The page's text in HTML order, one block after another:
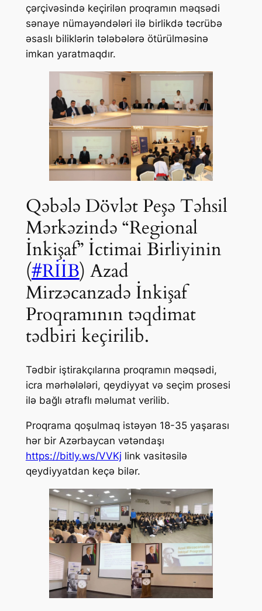
çərçivəsində keçirilən proqramın məqsədi
sənaye nümayəndələri ilə birlikdə təcrübə
əsaslı biliklərin tələbələrə ötürülməsinə
imkan yaratmaqdır.
Qəbələ Dövlət Peşə Təhsil
Mərkəzində “Regional
İnkişaf” İctimai Birliyinin
(#RİİB) Azad
Mirzəcanzadə İnkişaf
Proqramının təqdimat
tədbiri keçirilib.
Tədbir iştirakçılarına proqramın məqsədi,
icra mərhələləri, qeydiyyat və seçim prosesi
ilə bağlı ətraflı məlumat verilib.
Proqrama qoşulmaq istəyən 18-35 yaşarası
hər bir Azərbaycan vətəndaşı
https://bitly.ws/VVKj link vasitəsilə
qeydiyyatdan keçə bilər.